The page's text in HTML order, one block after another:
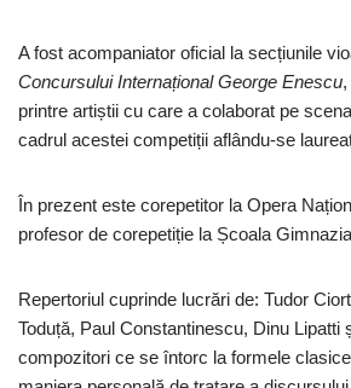
A fost acompaniator oficial la secțiunile
Concursului Internațional George Enescu
printre artiștii cu care a colaborat pe
cadrul acestei competiții aflându-se
În prezent este corepetitor la Opera
profesor de corepetiție la Școala
Repertoriul cuprinde lucrări de: Tudor
Toduță, Paul Constantinescu, Dinu Lipatti
compozitori ce se întorc la formele